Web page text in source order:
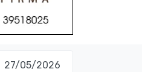
27/05/2026